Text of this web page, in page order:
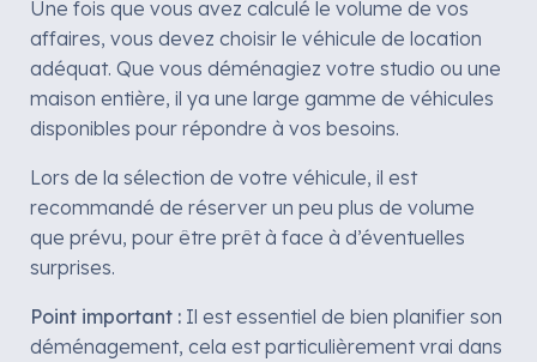
Une fois que vous avez calculé le volume de vos
affaires, vous devez choisir le véhicule de location
adéquat. Que vous déménagiez votre studio ou une
maison entière, il ya une large gamme de véhicules
disponibles pour répondre à vos besoins.
Lors de la sélection de votre véhicule, il est
recommandé de réserver un peu plus de volume
que prévu, pour être prêt à face à d’éventuelles
surprises.
Point important : Il est essentiel de bien planifier son
déménagement, cela est particulièrement vrai dans